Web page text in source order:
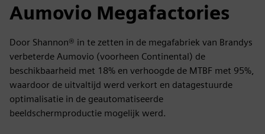
Aumovio Megafactories
Door Shannon® in te zetten in de megafabriek van Brandys
verbeterde Aumovio (voorheen Continental) de
beschikbaarheid met 18% en verhoogde de MTBF met 95%,
waardoor de uitvaltijd werd verkort en datagestuurde
optimalisatie in de geautomatiseerde
beeldschermproductie mogelijk werd.